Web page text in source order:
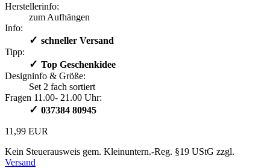
Herstellerinfo:
zum Aufhängen
Info:
✓ ​schneller Versand
Tipp:
✓ ​Top Geschenkidee
Designinfo & Größe:
Set 2 fach sortiert
Fragen 11.00- 21.00 Uhr:
✓ ​ 037384 80945
11,99 EUR
Kein Steuerausweis gem. Kleinuntern.-Reg. §19 UStG zzgl.
Versand